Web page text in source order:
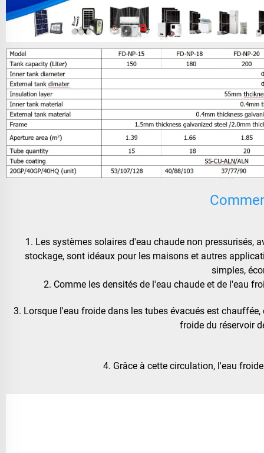
1. Les systèmes solaires d'eau chaude non pressurisés,
stockage, sont idéaux pour les maisons et autres
simples,
2. Comme les densités de l'eau chaude et de l'eau
3. Lorsque l'eau froide dans les tubes évacués est
froide du réservoir
4. Grâce à cette circulation, l'eau